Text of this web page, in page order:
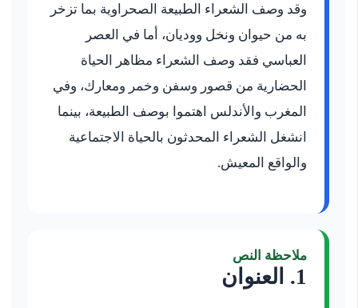
وقد وصف الشعراء الطبيعة الصحراوية بما تزخر
به من حيوان ونخل ووديان، أما في العصر
العباسي فقد وصف الشعراء مظاهر الحياة
الحضارية من قصور وسفن وخمر ومعارك، وفي
المغرب والأندلس اهتموا بوصف الطبيعة، بينما
انشغل الشعراء المحدثون بالحياة الاجتماعية
والواقع المعيش.
ملاحظة النص
1. العنوان